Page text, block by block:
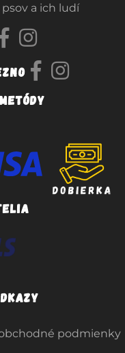
a ich ludí
podmienky